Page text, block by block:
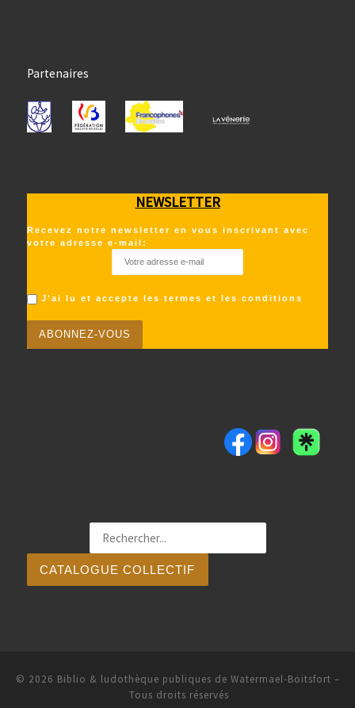
Partenaires
NEWSLETTER
Recevez notre newsletter en vous inscrivant avec
votre adresse e-mail:
J'ai lu et accepte les termes et les conditions
CATALOGUE COLLECTIF
© 2026 Biblio & ludothèque publiques de Watermael-Boitsfort –
Tous droits réservés